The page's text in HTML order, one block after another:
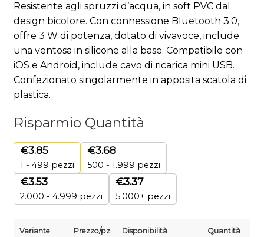
Resistente agli spruzzi d’acqua, in soft PVC dal
design bicolore. Con connessione Bluetooth 3.0,
offre 3 W di potenza, dotato di vivavoce, include
una ventosa in silicone alla base. Compatibile con
iOS e Android, include cavo di ricarica mini USB.
Confezionato singolarmente in apposita scatola di
plastica.
Risparmio Quantità
€3.85
1 - 499 pezzi
€3.68
500 - 1.999 pezzi
€3.53
2.000 - 4.999 pezzi
€3.37
5.000+ pezzi
Variante Prezzo/pz Disponibilità Quantità